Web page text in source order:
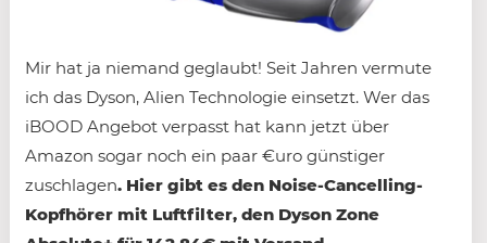
Mir hat ja niemand geglaubt! Seit Jahren vermute
ich das Dyson, Alien Technologie einsetzt. Wer das
iBOOD Angebot verpasst hat kann jetzt über
Amazon sogar noch ein paar €uro günstiger
zuschlagen. Hier gibt es den Noise-Cancelling-
Kopfhörer mit Luftfilter, den Dyson Zone